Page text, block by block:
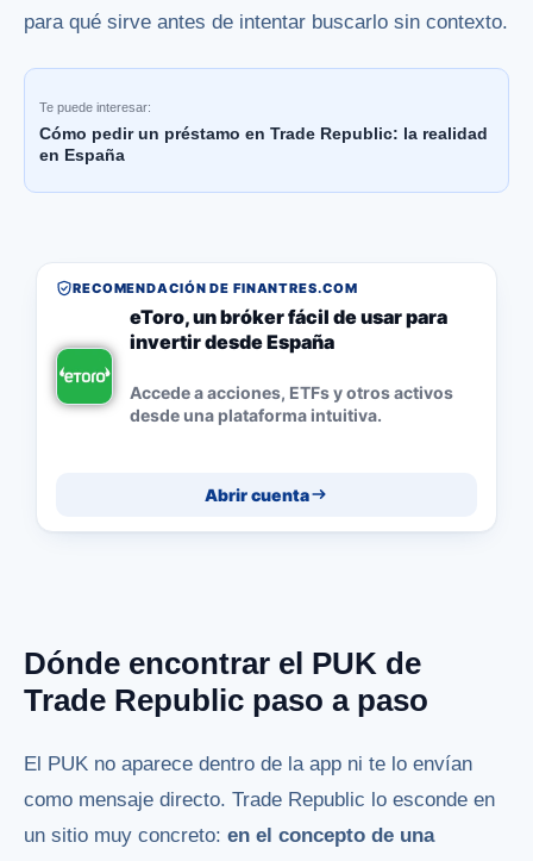
para qué sirve antes de intentar buscarlo sin contexto.
Te puede interesar:
Cómo pedir un préstamo en Trade Republic: la realidad
en España
RECOMENDACIÓN DE FINANTRES.COM
eToro, un bróker fácil de usar para
invertir desde España
Accede a acciones, ETFs y otros activos
desde una plataforma intuitiva.
Abrir cuenta
Dónde encontrar el PUK de
Trade Republic paso a paso
El PUK no aparece dentro de la app ni te lo envían
como mensaje directo. Trade Republic lo esconde en
un sitio muy concreto: en el concepto de una